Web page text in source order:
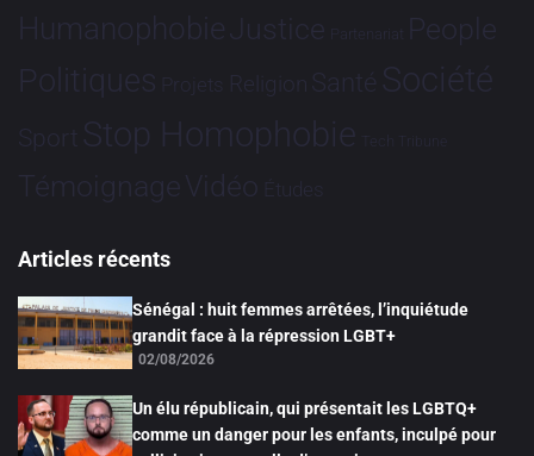
HumanophobieJustice Partenariat People
Politiques Projets Religion Santé Société
Sport Stop Homophobie Tech Tribune
TémoignageVidéo Études
Articles récents
Sénégal : huit femmes arrêtées, l’inquiétude
grandit face à la répression LGBT+
02/08/2026
Un élu républicain, qui présentait les LGBTQ+
comme un danger pour les enfants, inculpé pour